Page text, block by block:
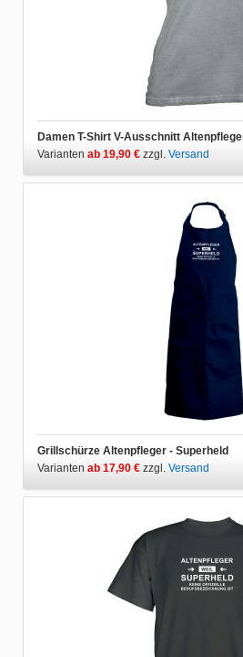
Damen T-Shirt V-Ausschnitt
Varianten ab 19,90 € zzgl. Versand
Grillschürze Altenpfleger - Superheld
Varianten ab 17,90 € zzgl. Versand